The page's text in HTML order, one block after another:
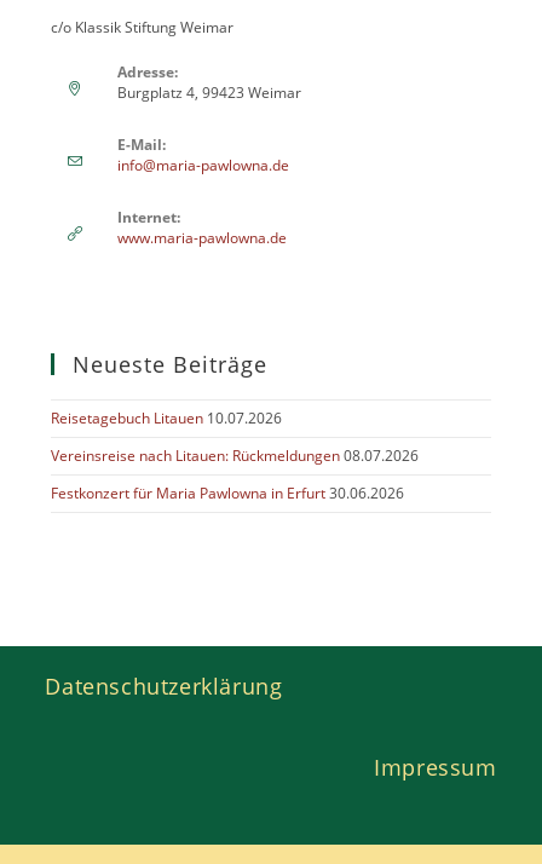
c/o Klassik Stiftung Weimar
Adresse:
Burgplatz 4, 99423 Weimar
E-Mail:
info@maria-pawlowna.de
Internet:
www.maria-pawlowna.de
Neueste Beiträge
Reisetagebuch Litauen 10.07.2026
Vereinsreise nach Litauen: Rückmeldungen 08.07.2026
Festkonzert für Maria Pawlowna in Erfurt 30.06.2026
Datenschutzerklärung
Impressum